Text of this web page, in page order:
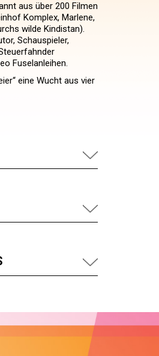
aus über 200 Filmen
Komplex, Marlene,
wilde Kindistan).
Schauspieler,
Fuselanleihen.
eine Wucht aus vier